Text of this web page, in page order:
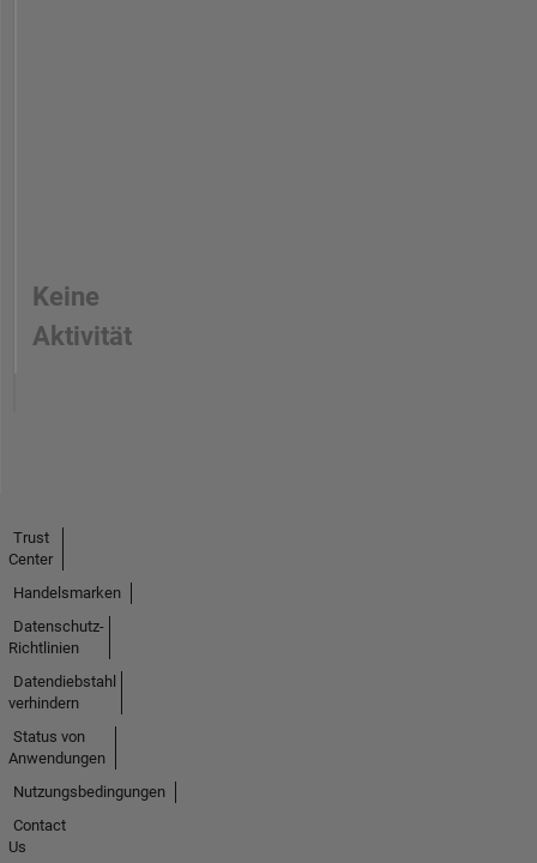
Keine
Aktivität
Trust
Center
Handelsmarken
Datenschutz-
Richtlinien
Datendiebstahl
verhindern
Status von
Anwendungen
Nutzungsbedingungen
Contact
Us